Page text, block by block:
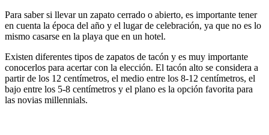
Para saber si llevar un zapato cerrado o abierto, es importante tener
en cuenta la época del año y el lugar de celebración, ya que no es lo
mismo casarse en la playa que en un hotel.
Existen diferentes tipos de zapatos de tacón y es muy importante
conocerlos para acertar con la elección. El tacón alto se considera a
partir de los 12 centímetros, el medio entre los 8-12 centímetros, el
bajo entre los 5-8 centímetros y el plano es la opción favorita para
las novias millennials.